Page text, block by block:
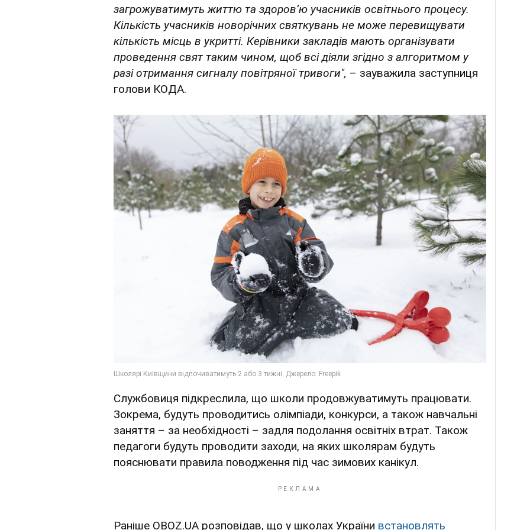
загрожуватимуть життю та здоровʼю учасників освітнього процесу.
Кількість учасників новорічних святкувань не може перевищувати
кількість місць в укритті. Керівники закладів мають організувати
проведення свят таким чином, щоб всі діяли згідно з алгоритмом у
разі отримання сигналу повітряної тривоги", – зауважила заступниця
голови КОДА.
Службовиця підкреслила, що школи продовжуватимуть працювати.
Зокрема, будуть проводитись олімпіади, конкурси, а також навчальні
заняття – за необхідності – задля подолання освітніх втрат. Також
педагоги будуть проводити заходи, на яких школярам будуть
пояснювати правила поводження під час зимових канікул.
Раніше OBOZ.UA розповідав, що у школах України встановлять